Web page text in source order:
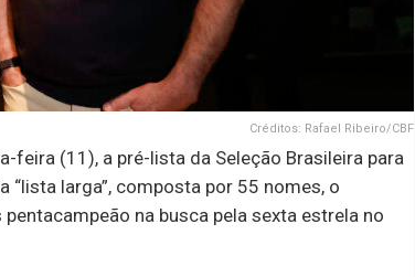
Créditos: Rafael Ribeiro/CBF
feira (11), a pré-lista da Seleção Brasileira para
“lista larga”, composta por 55 nomes, o
na busca pela sexta estrela no